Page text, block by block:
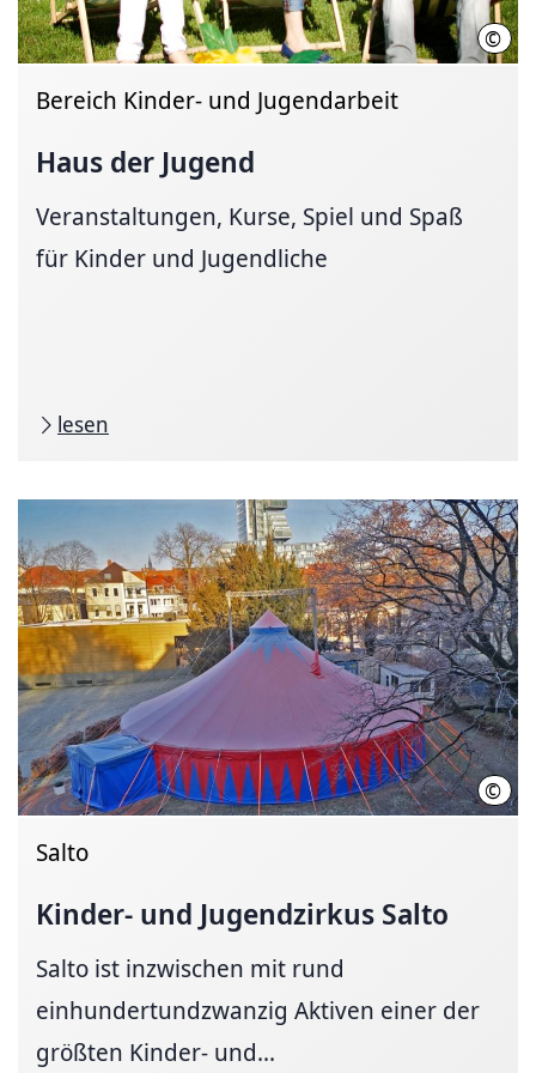
© LHH
Bereich Kinder- und Jugendarbeit
Haus der Jugend
Veranstaltungen, Kurse, Spiel und Spaß
für Kinder und Jugendliche
lesen
©
Salto
Kinder- und Jugendzirkus Salto
Salto ist inzwischen mit rund
einhundertundzwanzig Aktiven einer der
größten Kinder- und...